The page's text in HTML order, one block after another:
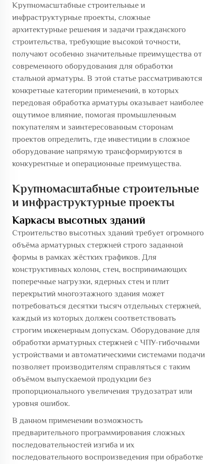
Крупномасштабные строительные и
инфраструктурные проекты, сложные
архитектурные решения и задачи гражданского
строительства, требующие высокой точности,
получают особенно значительные преимущества от
современного оборудования для обработки
стальной арматуры. В этой статье рассматриваются
конкретные категории применений, в которых
передовая обработка арматуры оказывает наиболее
ощутимое влияние, помогая промышленным
покупателям и заинтересованным сторонам
проектов определить, где инвестиции в сложное
оборудование напрямую трансформируются в
конкурентные и операционные преимущества.
Крупномасштабные строительные
и инфраструктурные проекты
Каркасы высотных зданий
Строительство высотных зданий требует огромного
объёма арматурных стержней строго заданной
формы в рамках жёстких графиков. Для
конструктивных колонн, стен, воспринимающих
поперечные нагрузки, ядерных стен и плит
перекрытий многоэтажного здания может
потребоваться десятки тысяч отдельных стержней,
каждый из которых должен соответствовать
строгим инженерным допускам. Оборудование для
обработки арматурных стержней с ЧПУ-гибочными
устройствами и автоматическими системами подачи
позволяет производителям справляться с таким
объёмом выпускаемой продукции без
пропорционального увеличения трудозатрат или
уровня ошибок.
В данном применении возможность
предварительного программирования сложных
последовательностей изгиба и их
последовательного воспроизведения при обработке